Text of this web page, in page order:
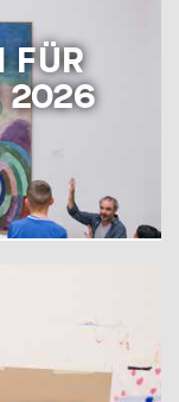
FÜR
2026